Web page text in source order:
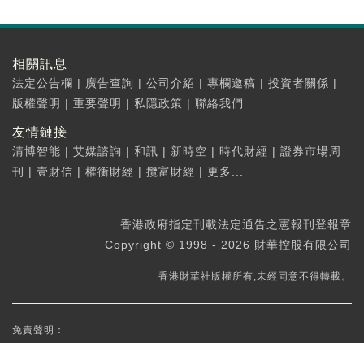
相關訊息
法定公告欄 | 廣告查詢 | 公司介紹 | 專欄邀稿 | 投資者關係 |
版權聲明 | 重要聲明 | 私隱政策 | 聯絡我們
友情鏈接
清博智能 | 艾媒諮詢 | 和訊 | 新時空 | 時代財經 | 證券市場周
刊
| 壹財信 | 權衡財經 | 攬富財經 | 更多...
香港政府指定刊載法定通告之憲報刊登報章
Copyright © 1998 - 2026 財華控股有限公司
香港財華社版權所有,未經同意不得轉載。
免責聲明：